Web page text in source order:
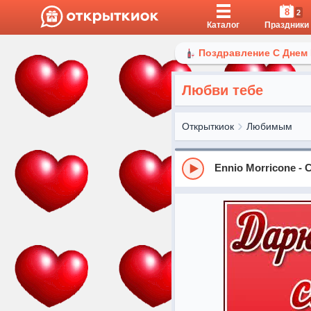
Каталог
8 2
Праздники
Поздравление С
Любви тебе
Открыткиок Любимым
Ennio Morricone -